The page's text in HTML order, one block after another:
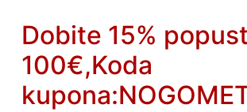
Dobite 15%
100€,Koda